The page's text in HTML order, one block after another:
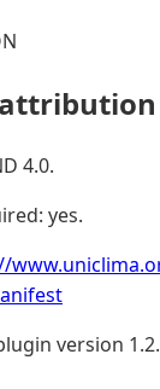
4.0.
yes.
version